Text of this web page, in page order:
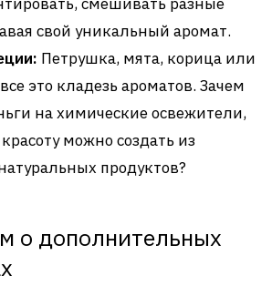
свой уникальный аромат.
Петрушка, мята, корица или
это кладезь ароматов. Зачем
на химические освежители,
можно создать из
продуктов?
о дополнительных